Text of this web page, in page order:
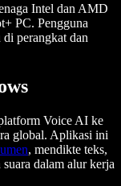
Intel dan AMD
PC. Pengguna
di perangkat dan
Voice AI ke
global. Aplikasi ini
, mendikte teks,
dalam alur kerja